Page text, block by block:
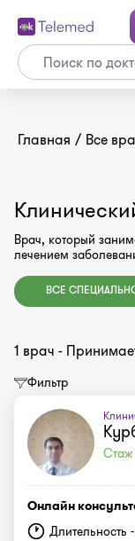
Главная / Все
Врач, который
лечением
ВСЕ
1 врач -
Фильтр
Стаж
Онлайн
Длительность